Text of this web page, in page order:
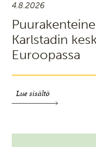
4.8.2026
Karlstadin
Euroopassa
Lue sisältö